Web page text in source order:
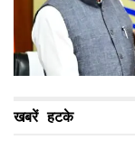
खबरें हटके